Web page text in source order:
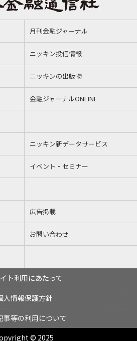
月刊金融ジャーナル
ニッキン投信情報
ニッキンの出版物
金融ジャーナルONLINE
ニッキン新データサービス
イベント・セミナー
広告掲載
お問い合わせ
ト利用にあたって
人情報保護方針
事等の利用について
© 2025